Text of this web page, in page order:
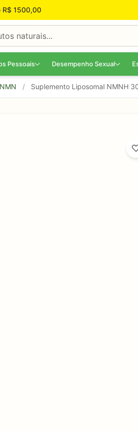
R$ 1500,00
Pessoais Desempenho Sexual
NMN / Suplemento Liposomal NMNH